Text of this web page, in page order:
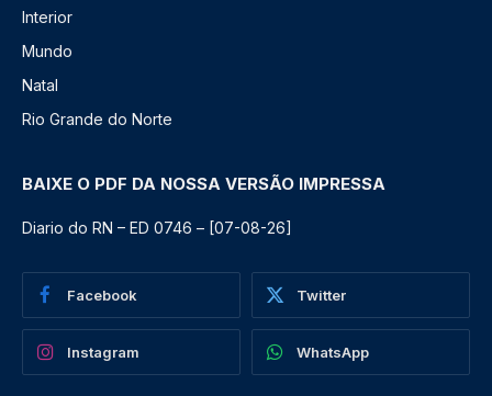
Interior
Mundo
Natal
Rio Grande do Norte
BAIXE O PDF DA NOSSA VERSÃO IMPRESSA
Diario do RN – ED 0746 – [07-08-26]
Facebook Twitter
Instagram WhatsApp